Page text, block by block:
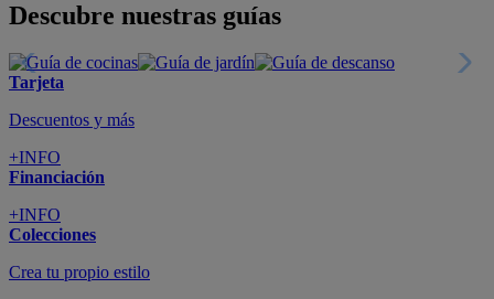
Descubre nuestras guías
Tarjeta
Descuentos y más
+INFO
Financiación
+INFO
Colecciones
Crea tu propio estilo